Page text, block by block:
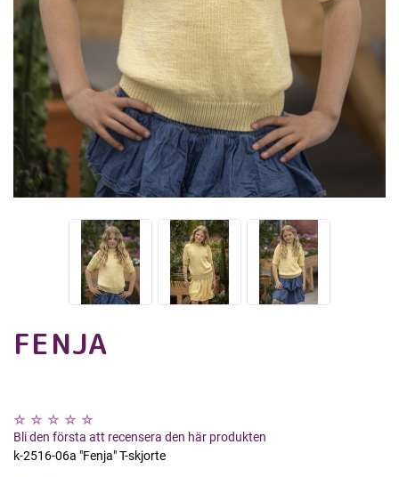
FENJA
Bli den första att recensera den här produkten
k-2516-06a "Fenja" T-skjorte